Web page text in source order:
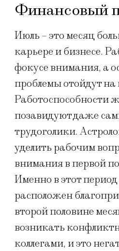
Финансовый
Июль – это месяц
карьере и бизнесе.
фокусе внимания, а
проблемы отойдут на
Работоспособности
позавидуют даже
трудоголики.
уделить рабочим
внимания в первой
Именно в этот
расположен
второй половине
возникать
коллегами, и это